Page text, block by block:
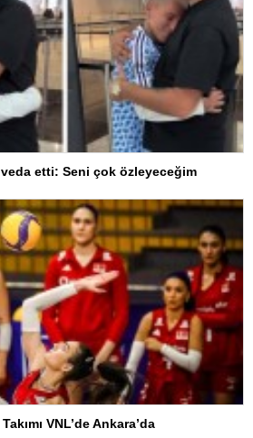
etti: Seni çok özleyeceğim
VNL’de Ankara’da